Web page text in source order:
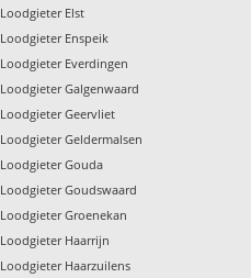
Loodgieter Elst
Loodgieter Enspeik
Loodgieter Everdingen
Loodgieter Galgenwaard
Loodgieter Geervliet
Loodgieter Geldermalsen
Loodgieter Gouda
Loodgieter Goudswaard
Loodgieter Groenekan
Loodgieter Haarrijn
Loodgieter Haarzuilens